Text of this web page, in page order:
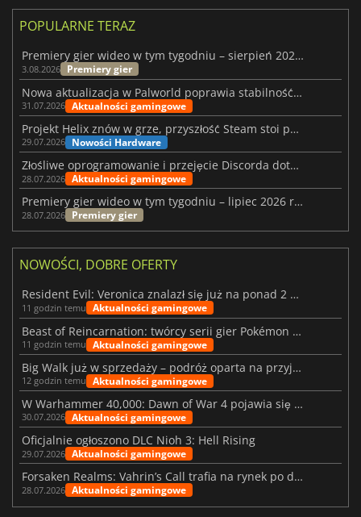
POPULARNE TERAZ
Premiery gier wideo w tym tygodniu – sierpień 2026 r. (32. tydzień)
3.08.2026 Premiery gier
Nowa aktualizacja w Palworld poprawia stabilność Sunreach i walk z bossami
31.07.2026 Aktualności gamingowe
Projekt Helix znów w grze, przyszłość Steam stoi pod znakiem zapytania
29.07.2026 Nowości Hardware
Złośliwe oprogramowanie i przejęcie Discorda dotknęły Meccha Chameleon
28.07.2026 Aktualności gamingowe
Premiery gier wideo w tym tygodniu – lipiec 2026 r. (tydzień 31)
28.07.2026 Premiery gier
NOWOŚCI, DOBRE OFERTY
Resident Evil: Veronica znalazł się już na ponad 2 milionach list życzeń
11 godzin temu Aktualności gamingowe
Beast of Reincarnation: twórcy serii gier Pokémon wkraczają na nową ścieżkę
11 godzin temu Aktualności gamingowe
Big Walk już w sprzedaży – podróż oparta na przyjaźni
12 godzin temu Aktualności gamingowe
W Warhammer 40,000: Dawn of War 4 pojawia się frakcja Nekronów
30.07.2026 Aktualności gamingowe
Oficjalnie ogłoszono DLC Nioh 3: Hell Rising
29.07.2026 Aktualności gamingowe
Forsaken Realms: Vahrin’s Call trafia na rynek po dziesięciu latach prac
28.07.2026 Aktualności gamingowe